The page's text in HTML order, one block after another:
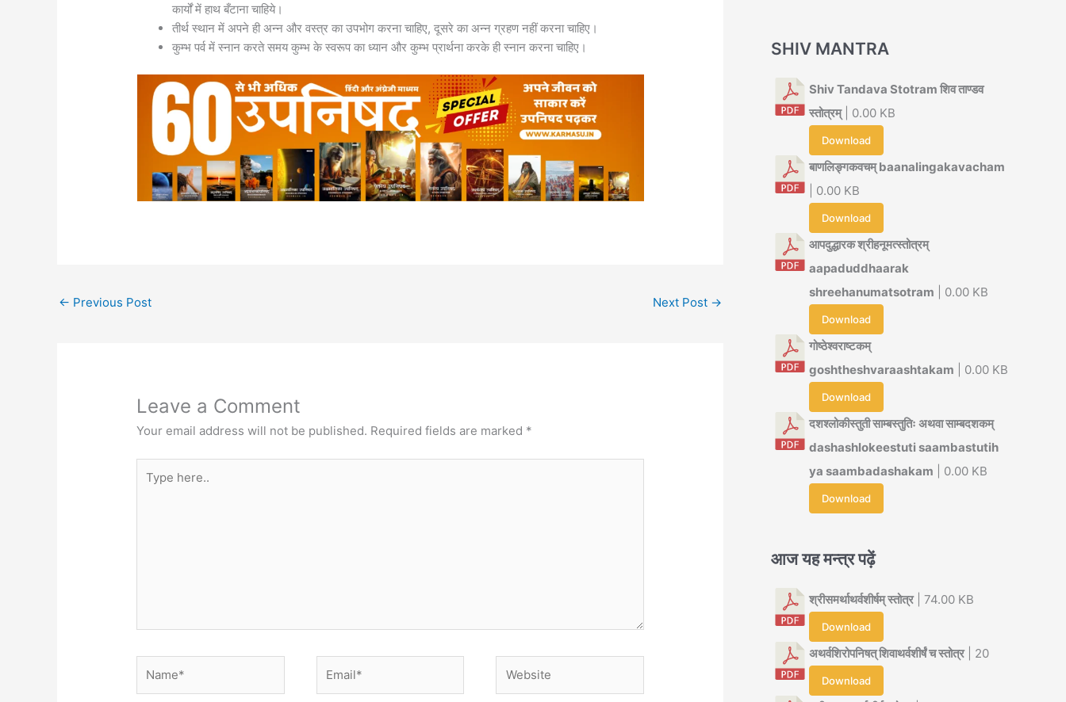
कार्यों में हाथ बँटाना चाहिये।
तीर्थ स्थान में अपने ही अन्न और वस्त्र का उपभोग करना चाहिए, दूसरे का अन्न ग्रहण नहीं करना चाहिए।
कुम्भ पर्व में स्नान करते समय कुम्भ के स्वरूप का ध्यान और कुम्भ प्रार्थना करके ही स्नान करना चाहिए।
← Previous Post Next Post →
Leave a Comment
Your email address will not be published. Required fields are marked *
here..
SHIV MANTRA
Shiv Tandava Stotram शिव ताण्डव
स्तोत्रम्| 0.00 KB
Download
बाणलिङ्गकवचम् baanalingakavacham
| 0.00 KB
Download
आपदुद्धारक श्रीहनूमत्स्तोत्रम्
aapaduddhaarak
shreehanumatsotram | 0.00 KB
Download
गोष्ठेश्वराष्टकम्
goshtheshvaraashtakam | 0.00 KB
Download
दशश्लोकीस्तुती साम्बस्तुतिः अथवा साम्बदशकम्
dashashlokeestuti saambastutih
ya saambadashakam | 0.00 KB
Download
आज यह मन्त्र पढ़ें
श्रीसमर्थाथर्वशीर्षम् स्तोत्र| 74.00 KB
Download
अथर्वशिरोपनिषत् शिवाथर्वशीर्षं च स्तोत्र| 20
Download